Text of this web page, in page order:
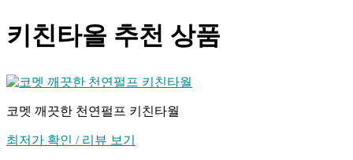
키친타올 추천 상품
코멧 깨끗한 천연펄프 키친타월
최저가 확인 / 리뷰 보기